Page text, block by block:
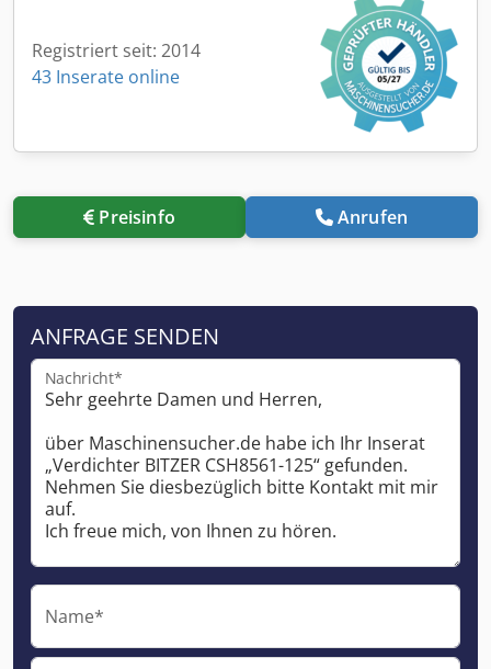
Registriert seit: 2014
43 Inserate online
Preisinfo Anrufen
ANFRAGE SENDEN
Nachricht*
Name*